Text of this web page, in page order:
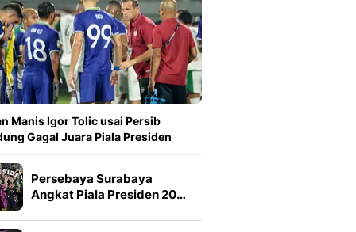
Manis Igor Tolic usai Persib
Gagal Juara Piala Presiden
Persebaya Surabaya
Angkat Piala Presiden 20…